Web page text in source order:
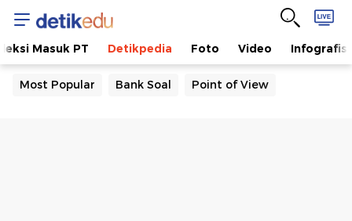
Masuk PT Detikpedia Foto Video Infografis
Most Popular Bank Soal Point of View